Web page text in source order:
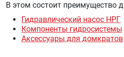
В этом состоит преимущество
Гидравлический насос НРГ
Компоненты гидросистемы
Аксессуары для домкратов